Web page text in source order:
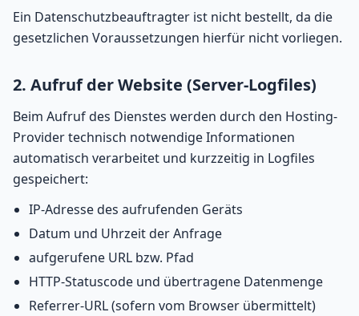
Ein Datenschutzbeauftragter ist nicht bestellt, da die
gesetzlichen Voraussetzungen hierfür nicht vorliegen.
2. Aufruf der Website (Server-Logfiles)
Beim Aufruf des Dienstes werden durch den Hosting-
Provider technisch notwendige Informationen
automatisch verarbeitet und kurzzeitig in Logfiles
gespeichert:
IP-Adresse des aufrufenden Geräts
Datum und Uhrzeit der Anfrage
aufgerufene URL bzw. Pfad
HTTP-Statuscode und übertragene Datenmenge
Referrer-URL (sofern vom Browser übermittelt)